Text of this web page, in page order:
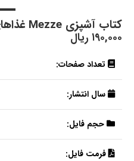
کتاب آشپزی Mezze غذاهای خاورمیانه ای
۱۹۰,۰۰۰ ریال
تعداد صفحات:
سال انتشار:
حجم فایل:
فرمت فایل: